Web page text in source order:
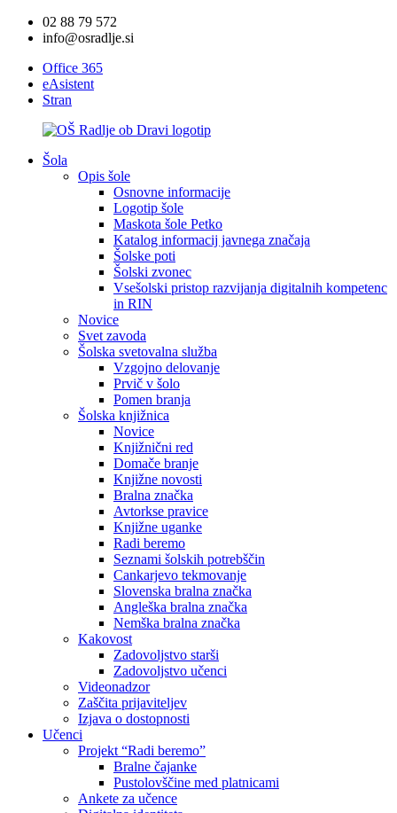
02 88 79 572
info@osradlje.si
Office 365
eAsistent
Stran
Šola
Opis šole
Osnovne informacije
Logotip šole
Maskota šole Petko
Katalog informacij javnega značaja
Šolske poti
Šolski zvonec
Vsešolski pristop razvijanja digitalnih kompetenc
in RIN
Novice
Svet zavoda
Šolska svetovalna služba
Vzgojno delovanje
Prvič v šolo
Pomen branja
Šolska knjižnica
Novice
Knjižnični red
Domače branje
Knjižne novosti
Bralna značka
Avtorkse pravice
Knjižne uganke
Radi beremo
Seznami šolskih potrebščin
Cankarjevo tekmovanje
Slovenska bralna značka
Angleška bralna značka
Nemška bralna značka
Kakovost
Zadovoljstvo starši
Zadovoljstvo učenci
Videonadzor
Zaščita prijaviteljev
Izjava o dostopnosti
Učenci
Projekt “Radi beremo”
Bralne čajanke
Pustolovščine med platnicami
Ankete za učence